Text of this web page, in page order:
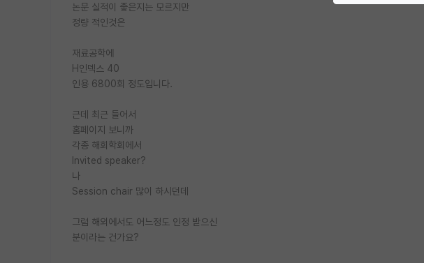
논문 실적이 좋은지는 모르지만
정량 적인것은
재료공학에
H인덱스 40
인용 6800회 정도입니다.
근데 최근 들어서
홈페이지 보니까
각종 해회학회에서
Invited speaker?
나
Session chair 많이 하시던데
그럼 해외에서도 어느정도 인정 받으신
분이라는 건가요?